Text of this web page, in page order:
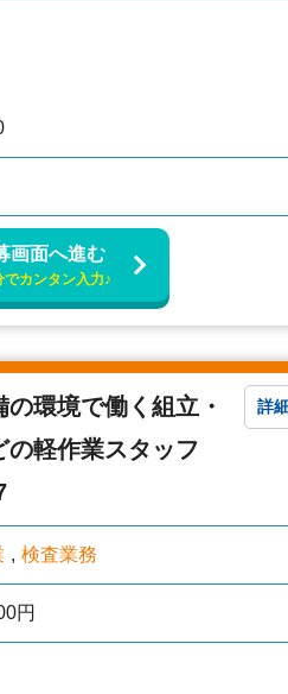
画面へ進む
でカンタン入力♪
の環境で働く組立・
の軽作業スタッフ
検査業務
円
詳